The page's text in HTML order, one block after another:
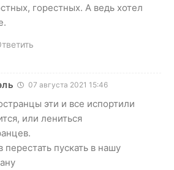
горестных. А ведь хотел
07 августа 2021 15:46
эти и все испортили
или лениться
пускать в нашу